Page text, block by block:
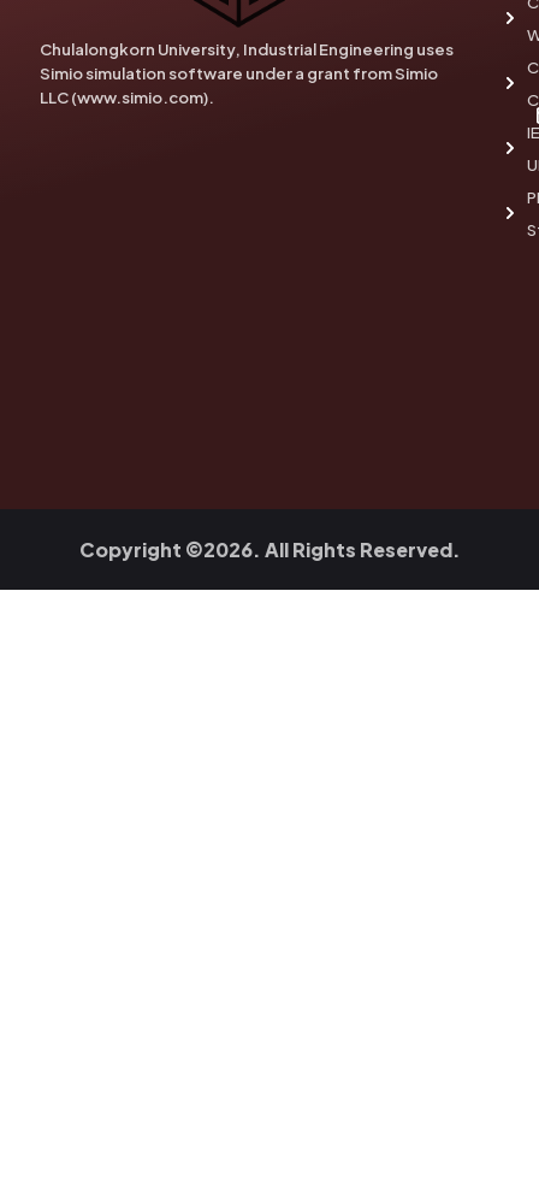
Chulalongkorn University, Industrial Engineering uses
Simio simulation software under a grant from Simio
LLC (www.simio.com).
IE
PI
Copyright ©2026. All Rights Reserved.